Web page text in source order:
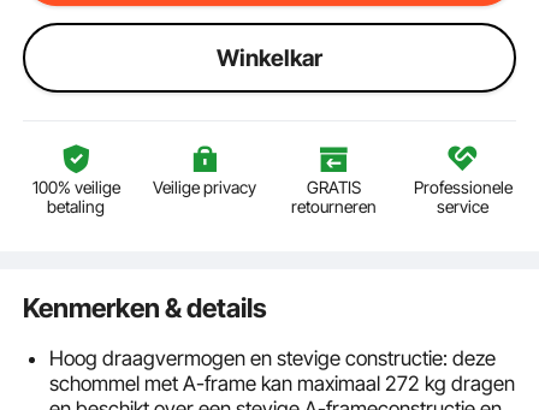
Winkelkar
100% veilige
betaling
Veilige privacy
GRATIS
retourneren
Professionele
service
Kenmerken & details
Hoog draagvermogen en stevige constructie: deze
schommel met A-frame kan maximaal 272 kg dragen